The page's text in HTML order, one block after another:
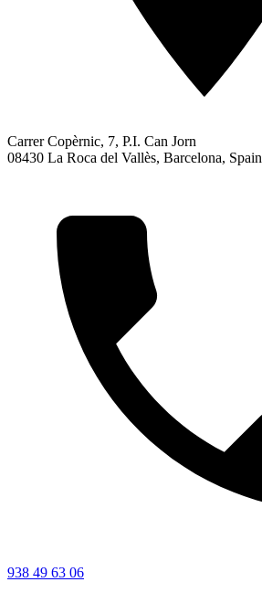
Carrer Copèrnic, 7, P.I. Can Jorn
08430 La Roca del Vallès, Barcelona, Spain
938 49 63 06